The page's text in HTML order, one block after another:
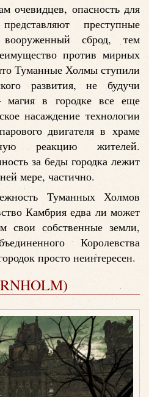
очевидцев, опасность для
преступные
сброд, тем
против мирных
Туманные Холмы ступили
развития, не будучи
в городке все еще
насаждение технологии
двигателя в храме
реакцию жителей.
за беды городка лежит
мере, частично.
Туманных Холмов
Камбрия едва ли может
свои собственные земли,
Королевства
просто неинтересен.